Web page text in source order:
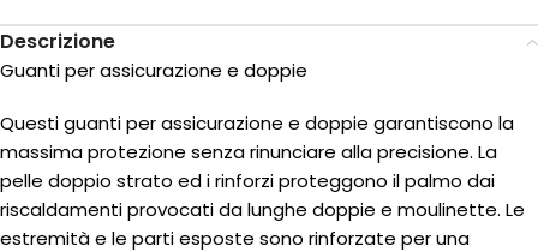
Descrizione
Guanti per assicurazione e doppie
Questi guanti per assicurazione e doppie garantiscono la
massima protezione senza rinunciare alla precisione. La
pelle doppio strato ed i rinforzi proteggono il palmo dai
riscaldamenti provocati da lunghe doppie e moulinette. Le
estremità e le parti esposte sono rinforzate per una